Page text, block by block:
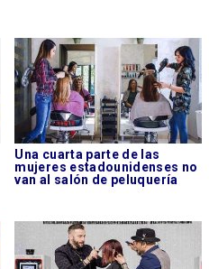
Una cuarta parte de las
mujeres estadounidenses no
van al salón de peluquería